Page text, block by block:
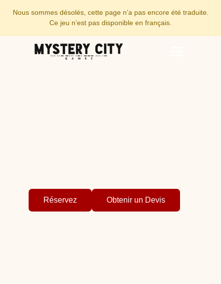
Nous sommes désolés, cette page n’a pas encore été traduite.
Ce jeu n’est pas disponible en français.
Réservez Obtenir un Devis